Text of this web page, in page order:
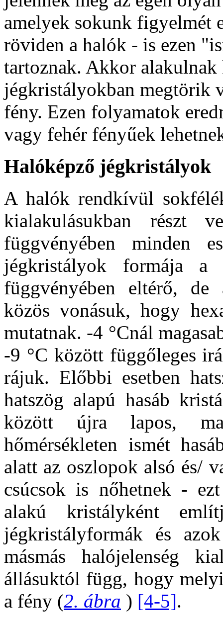
amelyek sokunk figyelmét
röviden a halók - is ezen
tartoznak. Akkor
jégkristályokban megtörik
fény. Ezen folyamatok
vagy fehér fényűek
Halóképző jégkristályok
A halók rendkívül
kialakulásukban részt
függvényében minden
jégkristályok formája a
függvényében eltérő,
közös vonásuk, hogy
mutatnak. -4 °Cnál
-9 °C között függőleges
rájuk. Előbbi esetben
hatszög alapú hasáb
között újra lapos,
hőmérsékleten ismét
alatt az oszlopok alsó és/
csúcsok is nőhetnek -
alakú kristályként
jégkristályformák és
másmás halójelenség
állásuktól függ, hogy
a fény (2. ábra ) [4-5].